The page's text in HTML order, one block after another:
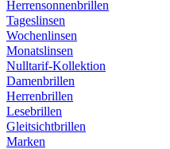
Herrensonnenbrillen
Tageslinsen
Wochenlinsen
Monatslinsen
Nulltarif-Kollektion
Damenbrillen
Herrenbrillen
Lesebrillen
Gleitsichtbrillen
Marken